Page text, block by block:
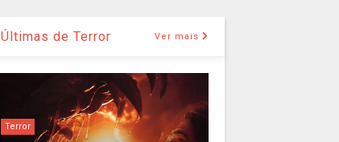
Últimas de Terror Ver mais
Terror